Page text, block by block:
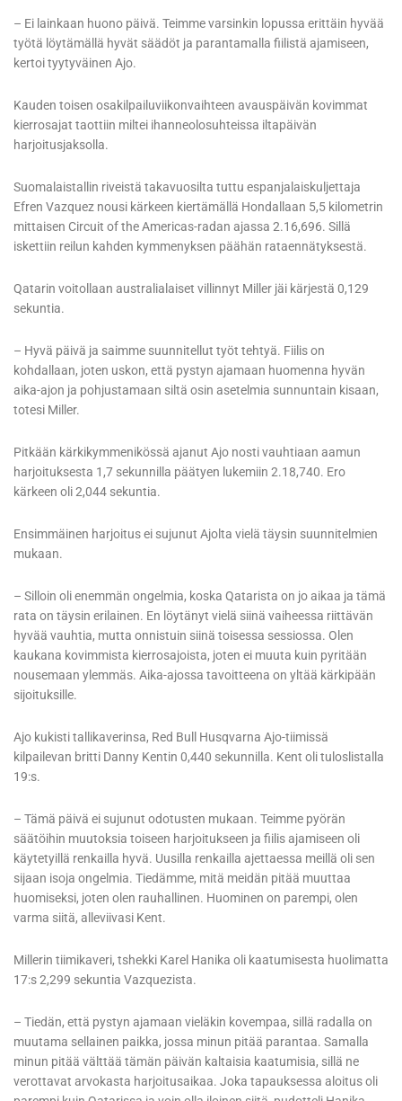
– Ei lainkaan huono päivä. Teimme varsinkin lopussa erittäin hyvää
työtä löytämällä hyvät säädöt ja parantamalla fiilistä ajamiseen,
kertoi tyytyväinen Ajo.
Kauden toisen osakilpailuviikonvaihteen avauspäivän kovimmat
kierrosajat taottiin miltei ihanneolosuhteissa iltapäivän
harjoitusjaksolla.
Suomalaistallin riveistä takavuosilta tuttu espanjalaiskuljettaja
Efren Vazquez nousi kärkeen kiertämällä Hondallaan 5,5 kilometrin
mittaisen Circuit of the Americas-radan ajassa 2.16,696. Sillä
iskettiin reilun kahden kymmenyksen päähän rataennätyksestä.
Qatarin voitollaan australialaiset villinnyt Miller jäi kärjestä 0,129
sekuntia.
– Hyvä päivä ja saimme suunnitellut työt tehtyä. Fiilis on
kohdallaan, joten uskon, että pystyn ajamaan huomenna hyvän
aika-ajon ja pohjustamaan siltä osin asetelmia sunnuntain kisaan,
totesi Miller.
Pitkään kärkikymmenikössä ajanut Ajo nosti vauhtiaan aamun
harjoituksesta 1,7 sekunnilla päätyen lukemiin 2.18,740. Ero
kärkeen oli 2,044 sekuntia.
Ensimmäinen harjoitus ei sujunut Ajolta vielä täysin suunnitelmien
mukaan.
– Silloin oli enemmän ongelmia, koska Qatarista on jo aikaa ja tämä
rata on täysin erilainen. En löytänyt vielä siinä vaiheessa riittävän
hyvää vauhtia, mutta onnistuin siinä toisessa sessiossa. Olen
kaukana kovimmista kierrosajoista, joten ei muuta kuin pyritään
nousemaan ylemmäs. Aika-ajossa tavoitteena on yltää kärkipään
sijoituksille.
Ajo kukisti tallikaverinsa, Red Bull Husqvarna Ajo-tiimissä
kilpailevan britti Danny Kentin 0,440 sekunnilla. Kent oli tuloslistalla
19:s.
– Tämä päivä ei sujunut odotusten mukaan. Teimme pyörän
säätöihin muutoksia toiseen harjoitukseen ja fiilis ajamiseen oli
käytetyillä renkailla hyvä. Uusilla renkailla ajettaessa meillä oli sen
sijaan isoja ongelmia. Tiedämme, mitä meidän pitää muuttaa
huomiseksi, joten olen rauhallinen. Huominen on parempi, olen
varma siitä, alleviivasi Kent.
Millerin tiimikaveri, tshekki Karel Hanika oli kaatumisesta huolimatta
17:s 2,299 sekuntia Vazquezista.
– Tiedän, että pystyn ajamaan vieläkin kovempaa, sillä radalla on
muutama sellainen paikka, jossa minun pitää parantaa. Samalla
minun pitää välttää tämän päivän kaltaisia kaatumisia, sillä ne
verottavat arvokasta harjoitusaikaa. Joka tapauksessa aloitus oli